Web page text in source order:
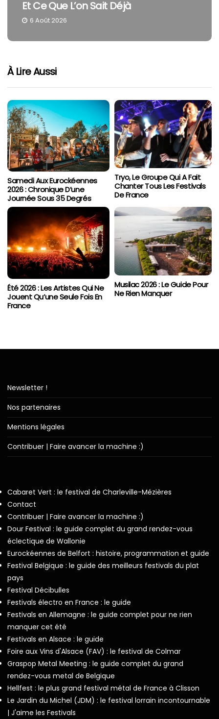
Et Ce Que L’on Sait Déjà
6 Août 2026
À Lire Aussi
Samedi Aux Eurockéennes
2026 : Chronique D’une
Journée Sous 35 Degrés
Tryo, Le Groupe Qui A Fait
Chanter Tous Les Festivals
De France
Été 2026 : Les Artistes Qui Ne
Jouent Qu’une Seule Fois En
France
Musilac 2026 : Le Guide Pour
Ne Rien Manquer
Newsletter !
Nos partenaires
Mentions légales
Contribuer | Faire avancer la machine :)
Cabaret Vert : le festival de Charleville-Mézières
Contact
Contribuer | Faire avancer la machine :)
Dour Festival : le guide complet du grand rendez-vous
éclectique de Wallonie
Eurockéennes de Belfort : histoire, programmation et guide
Festival Belgique : le guide des meilleurs festivals du plat
pays
Festival Décibulles
Festivals électro en France : le guide
Festivals en Allemagne : le guide complet pour ne rien
manquer cet été
Festivals en Alsace : le guide
Foire aux Vins d'Alsace (FAV) : le festival de Colmar
Graspop Metal Meeting : le guide complet du grand
rendez-vous metal de Belgique
Hellfest : le plus grand festival métal de France à Clisson
Le Jardin du Michel (JDM) : le festival lorrain incontournable
| J'aime les Festivals